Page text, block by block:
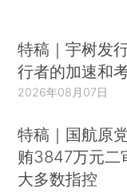
特稿｜宇树发
行者的加速和
2026年08月07日
特稿｜国航原
贿3847万元二
大多数指控